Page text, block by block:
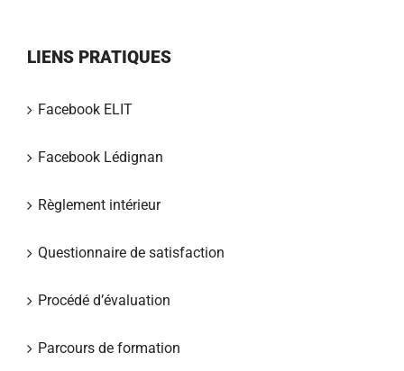
LIENS PRATIQUES
Facebook ELIT
Facebook Lédignan
Règlement intérieur
Questionnaire de satisfaction
Procédé d’évaluation
Parcours de formation